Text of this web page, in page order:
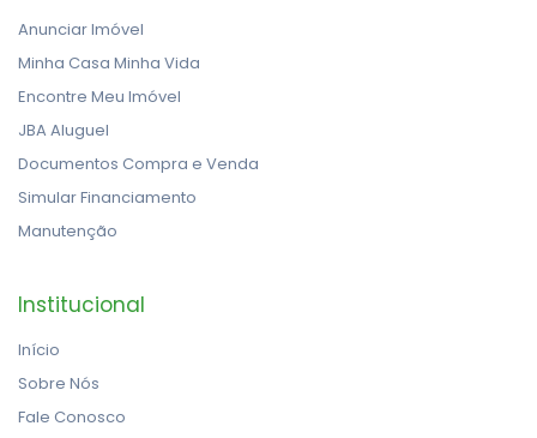
Anunciar Imóvel
Minha Casa Minha Vida
Encontre Meu Imóvel
JBA Aluguel
Documentos Compra e Venda
Simular Financiamento
Manutenção
Institucional
Início
Sobre Nós
Fale Conosco